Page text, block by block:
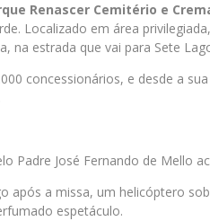
Renascer Cemitério e
Localizado em área
na estrada que vai para Sete
concessionários, e desde a
Padre José Fernando de Mello
após a missa, um helicóptero
espetáculo.